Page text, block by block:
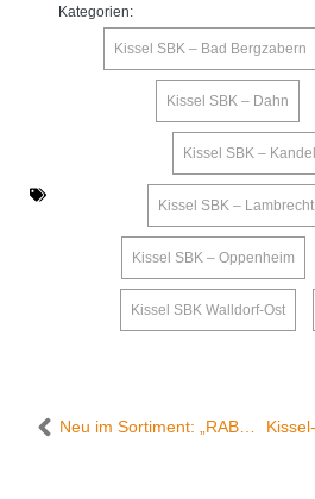
Kategorien:
Kissel SBK – Bad Bergzabern
Kissel SBK – Dahn
Kissel SBK – Kandel
Kissel SBK – Lambrecht
Kissel SBK – Oppenheim
Kissel SBK Walldorf-Ost